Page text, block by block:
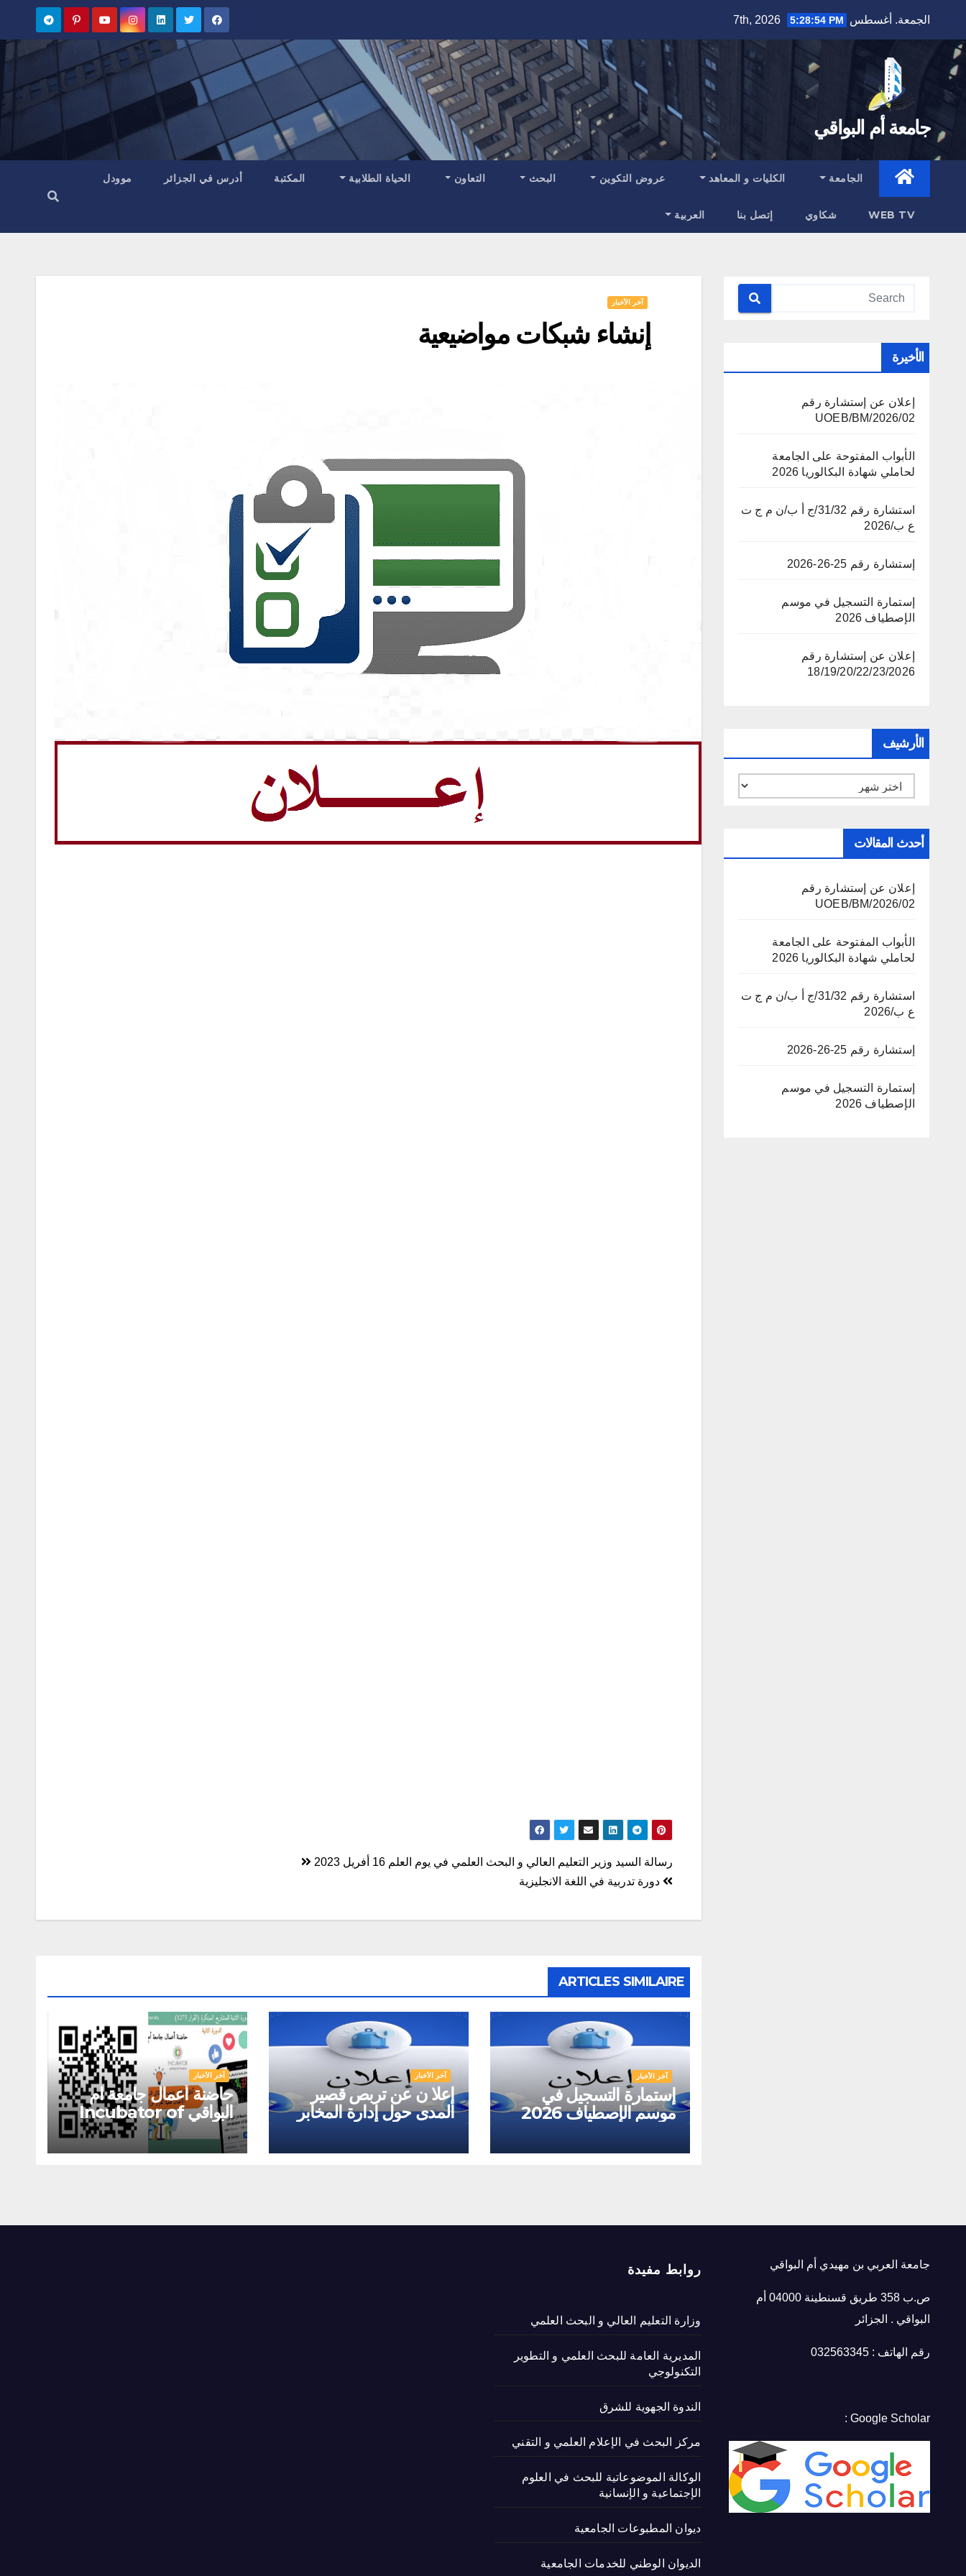
content
الجمعة. أغسطس 7th, 2026 5:28:55 PM
جامعة أم البواقي
الجامعة الكليات و المعاهد عروض التكوين البحث التعاون الحياة الطلابية المكتبة أدرس في الجزائر موودل
WEB TV شكاوي إتصل بنا العربية
الأخيرة
إعلان عن إستشارة رقم
02/UOEB/BM/2026
الأبواب المفتوحة على الجامعة
لحاملي شهادة البكالوريا 2026
استشارة رقم 31/32/ج أ ب/ن م ج ت
ع ب/2026
إستشارة رقم 25-26-2026
إستمارة التسجيل في موسم
الإصطياف 2026
إعلان عن إستشارة رقم
18/19/20/22/23/2026
الأرشيف
الأرشيف
أحدث المقالات
إعلان عن إستشارة رقم
02/UOEB/BM/2026
الأبواب المفتوحة على الجامعة
لحاملي شهادة البكالوريا 2026
استشارة رقم 31/32/ج أ ب/ن م ج ت
ع ب/2026
إستشارة رقم 25-26-2026
إستمارة التسجيل في موسم
الإصطياف 2026
آخر الأخبار
إنشاء شبكات مواضيعية
تصفّح
المقالات
رسالة السيد وزير التعليم العالي و البحث العلمي في يوم العلم 16 أفريل 2023
دورة تدربية في اللغة الانجليزية
ARTICLES SIMILAIRE
آخر الأخبار
إستمارة التسجيل في
موسم الإصطياف 2026
آخر الأخبار
إعلا ن عن تربص قصير
المدى حول إدارة المخابر
17025
آخر الأخبار
حاضنة أعمال جامعة ام
البواقي Incubator of
Oum El Bouaghi
University
جامعة العربي بن مهيدي أم البواقي
ص.ب 358 طريق قسنطينة 04000 أم
البواقي . الجزائر
رقم الهاتف : 032563345
Google Scholar :
روابط مفيدة
وزارة التعليم العالي و البحث العلمي
المديرية العامة للبحث العلمي و التطوير
التكنولوجي
الندوة الجهوية للشرق
مركز البحث في الإعلام العلمي و التقني
الوكالة الموضوعاتية للبحث في العلوم
الإجتماعية و الإنسانية
ديوان المطبوعات الجامعية
الديوان الوطني للخدمات الجامعية